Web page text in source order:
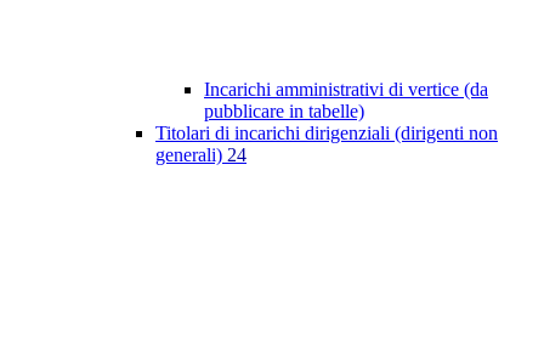
Incarichi amministrativi di vertice (da
pubblicare in tabelle)
Titolari di incarichi dirigenziali (dirigenti non
generali) 24